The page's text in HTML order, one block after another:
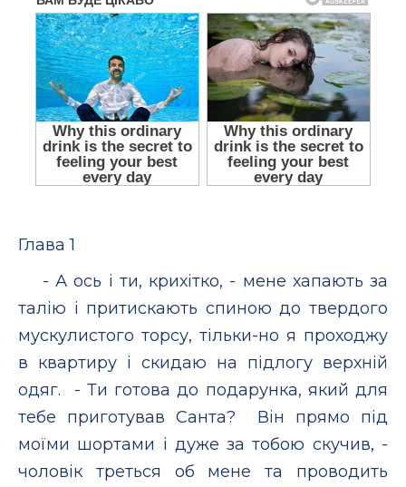
Глава 1
- А ось і ти, крихітко, - мене хапають за
талію і притискають спиною до твердого
мускулистого торсу, тільки-но я проходжу
в квартиру і скидаю на підлогу верхній
одяг. - Ти готова до подарунка, який для
тебе приготував Санта? Він прямо під
моїми шортами і дуже за тобою скучив, -
чоловік треться об мене та проводить